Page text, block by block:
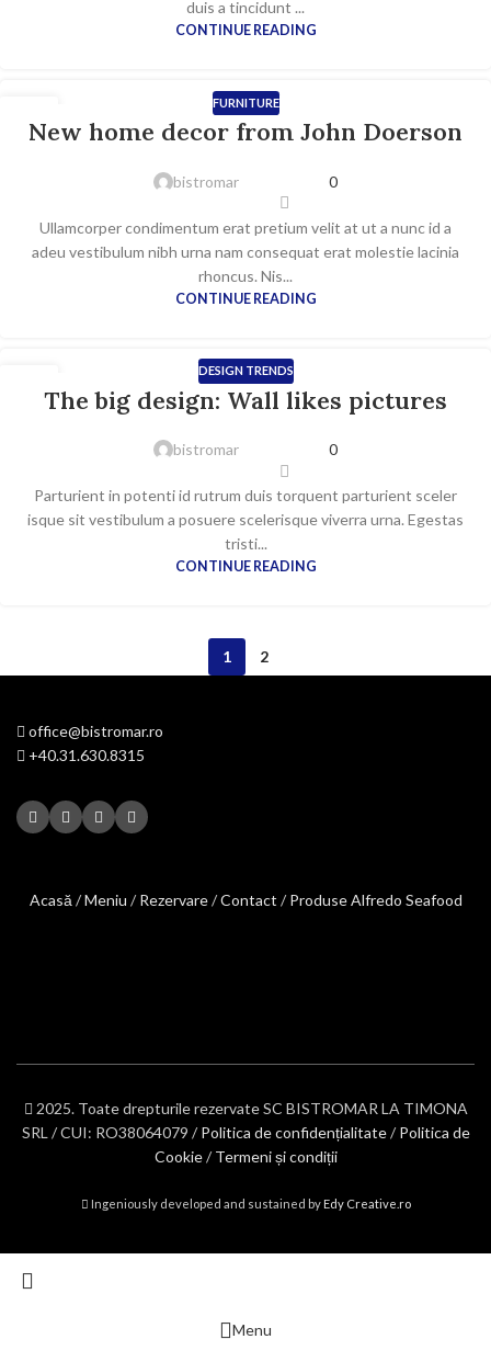
duis a tincidunt ...
CONTINUE READING
IUN.
FURNITURE
New home decor from John Doerson
bistromar 0
Ullamcorper condimentum erat pretium velit at ut a nunc id a
adeu vestibulum nibh urna nam consequat erat molestie lacinia
rhoncus. Nis...
CONTINUE READING
DESIGN TRENDS
The big design: Wall likes pictures
bistromar 0
Parturient in potenti id rutrum duis torquent parturient sceler
isque sit vestibulum a posuere scelerisque viverra urna. Egestas
tristi...
CONTINUE READING
1 2
office@bistromar.ro
+40.31.630.8315
Acasă /Meniu / Rezervare/Contact / Produse Alfredo Seafood
2025. Toate drepturile rezervate SC BISTROMAR LA TIMONA
SRL / CUI: RO38064079 / Politica de confidențialitate/ Politica de
Cookie/ Termeni și condiții
Ingeniously developed and sustained byEdy Creative.ro
Menu